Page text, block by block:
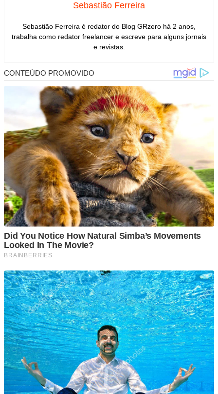
Sebastião Ferreira
Sebastião Ferreira é redator do Blog GRzero há 2 anos,
trabalha como redator freelancer e escreve para alguns jornais
e revistas.